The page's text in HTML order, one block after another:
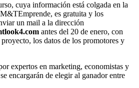
cuya información está colgada en la
es gratuita y los
un mail a la dirección
antes del 20 de enero, con
los datos de los promotores y
expertos en marketing, economistas y
encargarán de elegir al ganador entre